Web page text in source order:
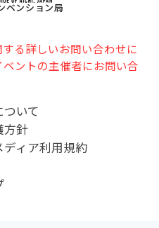
ベンション局
る詳しいお問い合わせに
ントの主催者にお問い合
いて
方針
ディア利用規約